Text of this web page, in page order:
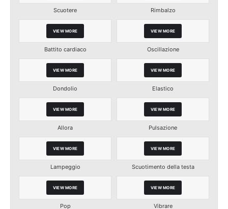
Scuotere Rimbalzo
VIEW MORE
Battito cardiaco
VIEW MORE
Oscillazione
VIEW MORE
Dondolio
VIEW MORE
Elastico
VIEW MORE
Allora
VIEW MORE
Pulsazione
VIEW MORE
Lampeggio
VIEW MORE
Scuotimento della testa
VIEW MORE
Pop
VIEW MORE
Vibrare